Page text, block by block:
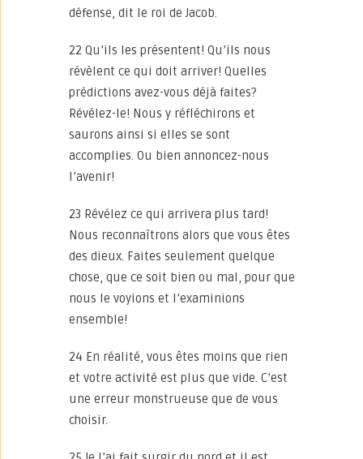
défense, dit le roi de Jacob.
22 Qu’ils les présentent! Qu’ils nous
révèlent ce qui doit arriver! Quelles
prédictions avez-vous déjà faites?
Révélez-le! Nous y réfléchirons et
saurons ainsi si elles se sont
accomplies. Ou bien annoncez-nous
l’avenir!
23 Révélez ce qui arrivera plus tard!
Nous reconnaîtrons alors que vous êtes
des dieux. Faites seulement quelque
chose, que ce soit bien ou mal, pour que
nous le voyions et l’examinions
ensemble!
24 En réalité, vous êtes moins que rien
et votre activité est plus que vide. C’est
une erreur monstrueuse que de vous
choisir.